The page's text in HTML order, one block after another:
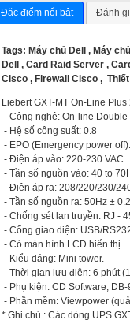
Đặc điểm nổi bật Đánh
Tags: Máy chủ Dell, Máy
Dell, Card Raid Server,
Cisco, Firewall Cisco,
Liebert GXT-MT On-Line Plus
- Công nghệ: On-line Double
- Hệ số công suất: 0.8
- EPO (Emergency power
- Điện áp vào: 220-230 VAC
- Tần số nguồn vào: 40 to
- Điện áp ra: 208/220/230/
- Tần số nguồn ra: 50Hz ±
- Chống sét lan truyền: RJ -
- Cổng giao diện: USB/
- Có màn hình LCD hiển thị
- Kiểu dáng: Mini tower.
- Thời gian lưu điện: 6 phút
- Phụ kiện: CD Software,
- Phần mềm: Viewpower
* Ghi chú : Các dòng UPS